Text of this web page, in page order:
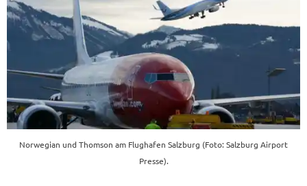
Norwegian und Thomson am Flughafen Salzburg (Foto: Salzburg Airport
Presse).